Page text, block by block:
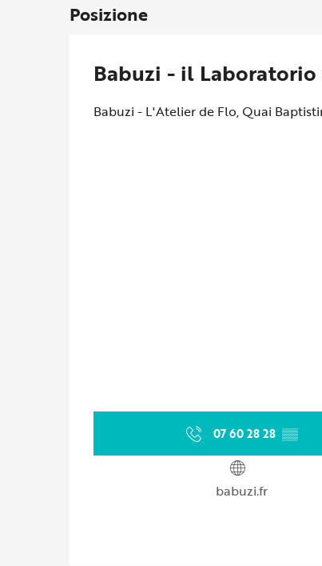
Posizione
Babuzi - il
Babuzi - L'Atelier de Flo, Quai
07 60 28 28 ▒▒
babuzi.fr